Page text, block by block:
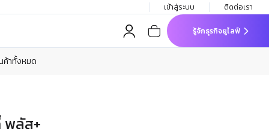
เข้าสู่ระบบ ติดต่อเรา
รู้จักธุรกิจยูไลฟ์
ค้าทั้งหมด
พลัส+